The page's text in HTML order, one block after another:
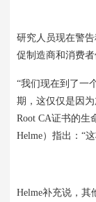
研究人员现在警
促制造商和消费
“我们现在到了一
期，这仅仅是因
Root CA证书的生
Helme） 指出：“
Helme补充说，其